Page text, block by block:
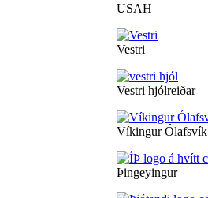
USAH
Vestri
Vestri hjólreiðar
Víkingur Ólafsvík
Þingeyingur